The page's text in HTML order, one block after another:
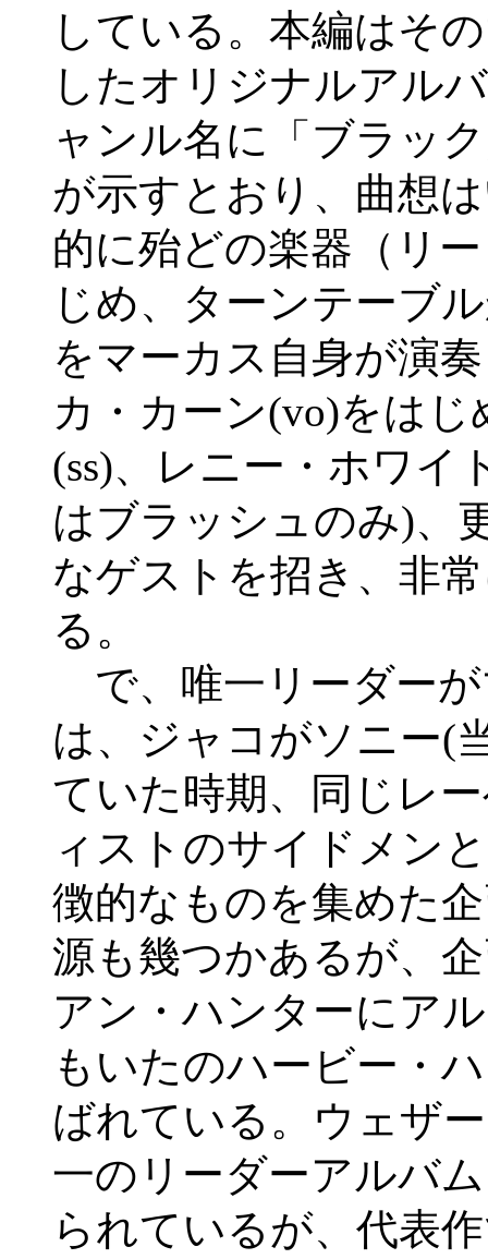
している。本編はそ
したオリジナルアル
ャンル名に「ブラッ
が示すとおり、曲想
的に殆どの楽器（リ
じめ、ターンテーブ
をマーカス自身が演
カ・カーン(vo)をは
(ss)、レニー・ホワイ
はブラッシュのみ)、
なゲストを招き、非
る。
で、唯一リーダー
は、ジャコがソニー(
ていた時期、同じレ
ィストのサイドメン
徴的なものを集めた
源も幾つかあるが、
アン・ハンターにア
もいたのハービー・
ばれている。ウェザ
一のリーダーアルバム
られているが、代表